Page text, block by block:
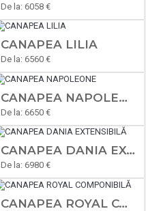
De la: 6058 €
CANAPEA LILIA
De la: 6560 €
CANAPEA NAPOLEONE
De la: 6650 €
CANAPEA DANIA EXTENSIBILĂ
De la: 6980 €
CANAPEA ROYAL COMPONIBILĂ